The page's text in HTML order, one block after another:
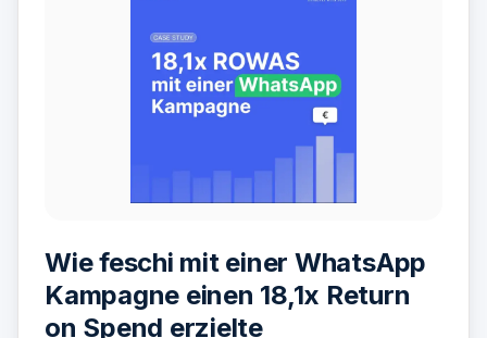
Wie feschi mit einer WhatsApp
Kampagne einen 18,1x Return
on Spend erzielte